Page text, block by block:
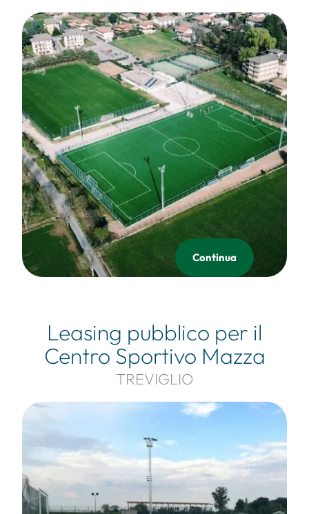
Continua
Leasing pubblico per il
Centro Sportivo Mazza
TREVIGLIO